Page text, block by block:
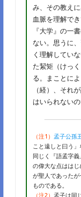
み、その教え
血脈を理解で
『大学』の一
ない。思うに
く理解してい
た絜矩（けっ
る。まことに
（経）、それ
はいられないの
（注1） 孟子公孫
こと遠しと曰う
同じく『語孟字
の偉大な点はは
が聖人であった
ものである。
（注2） 孟子は同